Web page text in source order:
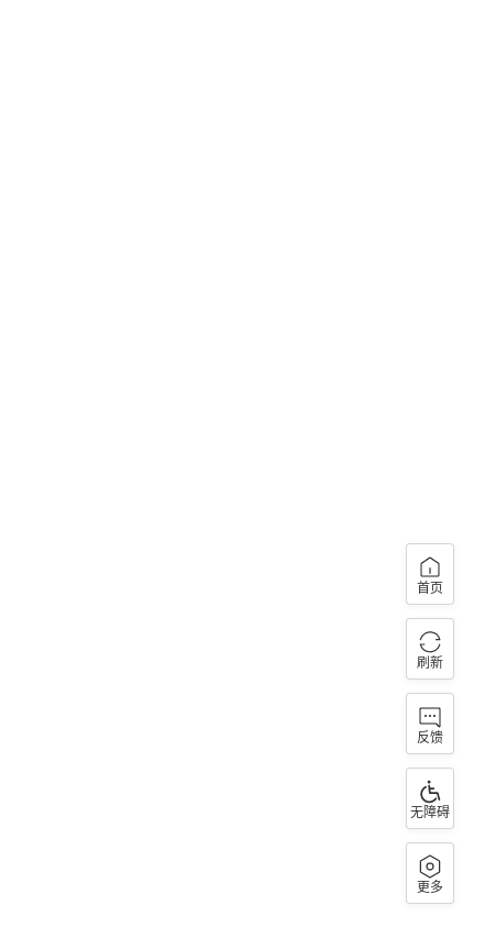
首页
刷新
反馈
无障碍
更多